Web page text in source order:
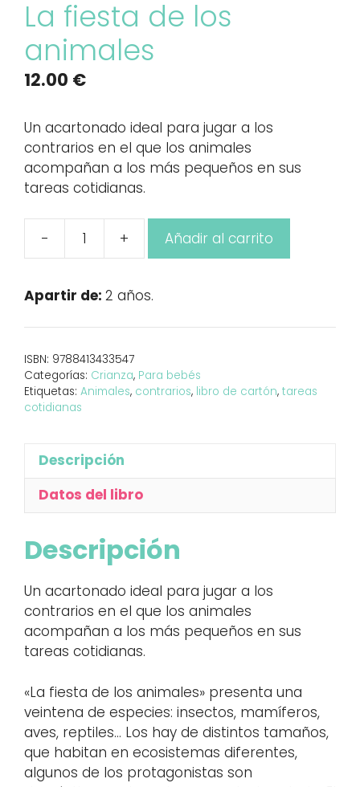
La fiesta de los
animales
12.00 €
Un acartonado ideal para jugar a los
contrarios en el que los animales
acompañan a los más pequeños en sus
tareas cotidianas.
-
animales
+ Añadir al carrito
Apartir de: 2 años.
ISBN: 9788413433547
Categorías: Crianza, Para bebés
Etiquetas: Animales, contrarios, libro de cartón, tareas
cotidianas
Descripción
Datos del libro
Descripción
Un acartonado ideal para jugar a los
contrarios en el que los animales
acompañan a los más pequeños en sus
tareas cotidianas.
«La fiesta de los animales» presenta una
veintena de especies: insectos, mamíferos,
aves, reptiles… Los hay de distintos tamaños,
que habitan en ecosistemas diferentes,
algunos de los protagonistas son